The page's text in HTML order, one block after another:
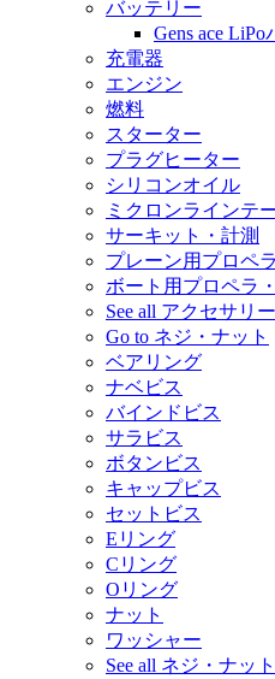
バッテリー
Gens ace
充電器
エンジン
燃料
スターター
プラグヒーター
シリコンオイル
ミクロンラインテ
サーキット・計測
プレーン用プロペ
ボート用プロペラ
See all アクセサリー
Go to ネジ・ナット
ベアリング
ナベビス
バインドビス
サラビス
ボタンビス
キャップビス
セットビス
Eリング
Cリング
Oリング
ナット
ワッシャー
See all ネジ・ナット